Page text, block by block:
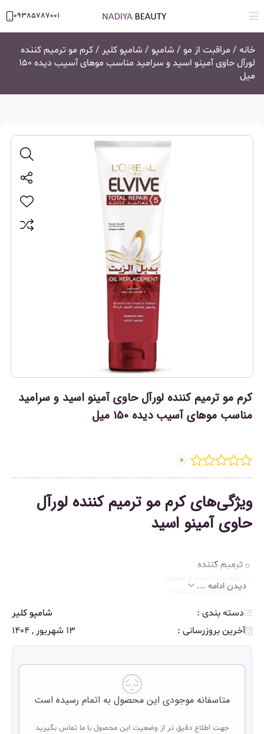
09385787001
خانه / مراقبت از مو / شامپو / شامپو کلیر / کرم مو ترمیم کننده
لورآل حاوی آمینو اسید و سرامید مناسب موهای آسیب دیده 150
میل
کرم مو ترمیم کننده لورآل حاوی آمینو اسید و سرامید
مناسب موهای آسیب دیده 150 میل
0
ویژگی‌های کرم مو ترمیم کننده لورآل
حاوی آمینو اسید
ترمیم کننده
نرم و مرطوب کننده
دیدن ادامه ...
دسته بندی :
شامپو کلیر
آخرین بروزرسانی :
13 شهریور , 1404
متاسفانه موجودی این محصول به اتمام رسیده است
جهت اطلاع دقیق تر از وضعیت این محصول با ما تماس بگیرید